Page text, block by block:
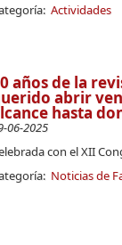
Actividades
años de la
abrir
hasta
06-2025
con el XII
Noticias de